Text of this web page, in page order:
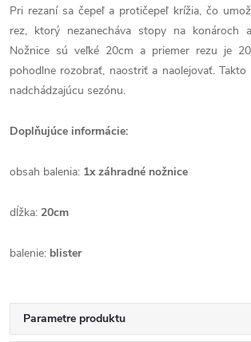
Pri rezaní sa čepeľ a protičepeľ krížia, čo
rez, ktorý nezanecháva stopy na konároch
Nožnice sú veľké 20cm a priemer rezu je
pohodlne rozobrať, naostriť a naolejovať.
nadchádzajúcu sezónu.
Doplňujúce informácie:
obsah balenia: 1x záhradné nožnice
dĺžka: 20cm
balenie: blister
Parametre produktu